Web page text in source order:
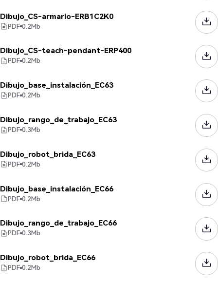
Dibujo_CS-armario-ERB1C2K0
PDF 0.2Mb
Dibujo_CS-teach-pendant-ERP400
PDF 0.2Mb
Dibujo_base_instalación_EC63
PDF 0.2Mb
Dibujo_rango_de_trabajo_EC63
PDF 0.3Mb
Dibujo_robot_brida_EC63
PDF 0.2Mb
Dibujo_base_instalación_EC66
PDF 0.2Mb
Dibujo_rango_de_trabajo_EC66
PDF 0.3Mb
Dibujo_robot_brida_EC66
PDF 0.2Mb